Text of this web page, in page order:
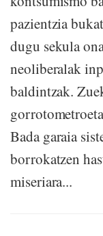
pazientzia
dugu sekula
neoliberalak
baldintzak.
Bada garaia
borrokatzen
miseriara...